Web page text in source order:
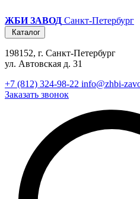
ЖБИ ЗАВОД Санкт-Петербург
Каталог
198152, г. Санкт-Петербург
ул. Автовская д. 31
+7 (812) 324-98-22 info@zhbi-
Заказать звонок